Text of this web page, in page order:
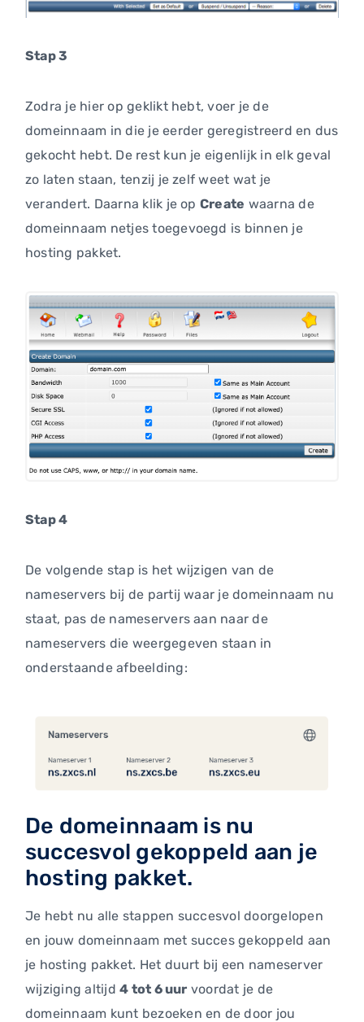
Stap 3
Zodra je hier op geklikt hebt, voer je de
domeinnaam in die je eerder geregistreerd en dus
gekocht hebt. De rest kun je eigenlijk in elk geval
zo laten staan, tenzij je zelf weet wat je
verandert. Daarna klik je op Create waarna de
domeinnaam netjes toegevoegd is binnen je
hosting pakket.
Stap 4
De volgende stap is het wijzigen van de
nameservers bij de partij waar je domeinnaam nu
staat, pas de nameservers aan naar de
nameservers die weergegeven staan in
onderstaande afbeelding:
De domeinnaam is nu
succesvol gekoppeld aan je
hosting pakket.
Je hebt nu alle stappen succesvol doorgelopen
en jouw domeinnaam met succes gekoppeld aan
je hosting pakket. Het duurt bij een nameserver
wijziging altijd4 tot 6 uur voordat je de
domeinnaam kunt bezoeken en de door jou